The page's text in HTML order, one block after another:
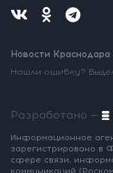
Новости Краснодара
Нашли ошибку?
Разработано —
Информационное
зарегистрировано в
сфере связи,
коммуникаций